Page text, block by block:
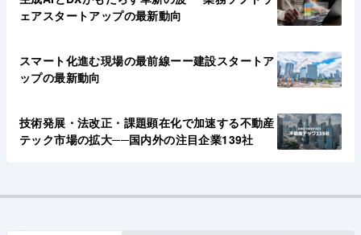
ェアスタートアップの最新動向
スマート化進む現場の最前線ーー建設スタートア
ップの最新動向
技術発展・法改正・課題顕在化で加速する不動産
テック市場の拡大──国内外の注目企業139社